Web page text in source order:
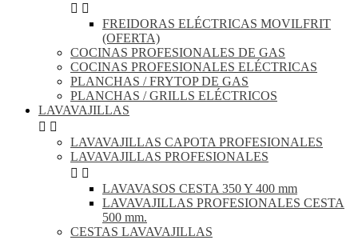
 
FREIDORAS ELÉCTRICAS MOVILFRIT
(OFERTA)
COCINAS PROFESIONALES DE GAS
COCINAS PROFESIONALES ELÉCTRICAS
PLANCHAS / FRYTOP DE GAS
PLANCHAS / GRILLS ELÉCTRICOS
LAVAVAJILLAS
 
LAVAVAJILLAS CAPOTA PROFESIONALES
LAVAVAJILLAS PROFESIONALES
 
LAVAVASOS CESTA 350 Y 400 mm
LAVAVAJILLAS PROFESIONALES CESTA
500 mm.
CESTAS LAVAVAJILLAS